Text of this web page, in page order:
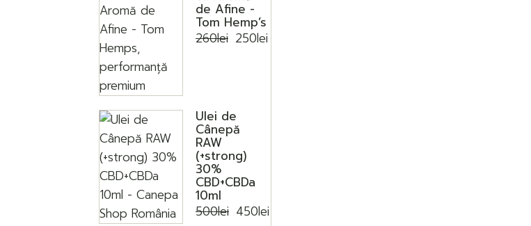
de Afine -
Tom Hemp’s
260lei
Prețul 250lei
Prețul
Ulei de
Cânepă
RAW
(+strong)
30%
CBD+CBDa
10ml
500lei
Prețul 450lei
Prețul